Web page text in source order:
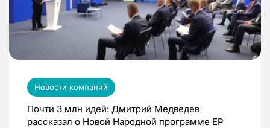
Новости компаний
Почти 3 млн идей: Дмитрий Медведев
рассказал о Новой Народной программе ЕР